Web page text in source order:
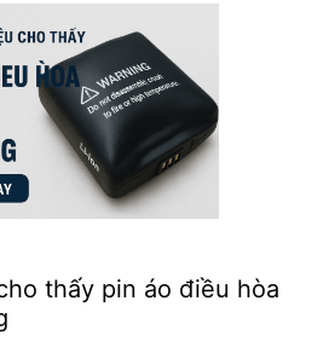
thấy pin áo điều hòa